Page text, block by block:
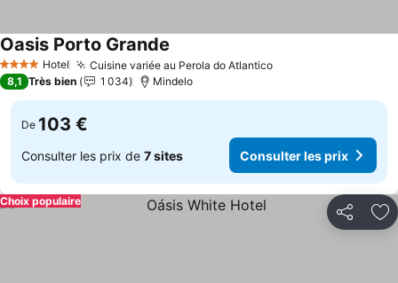
4 Étoiles Hotel Cuisine variée au Perola do AtlanticoConsulter les prix
Oasis Porto Grande
8,1 Très bien 1 034 Mindelo
De 103 €
Consulter les prix de 7 sites Consulter les prix
Partager
Choix populaire